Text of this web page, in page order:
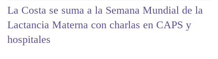
La Costa se suma a la Semana Mundial de la
Lactancia Materna con charlas en CAPS y
hospitales